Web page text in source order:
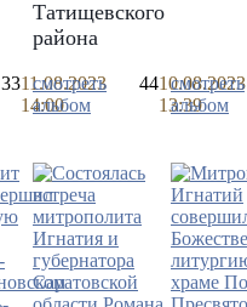
3311.08.2023
14:00
Татищевского
района
смотреть
альбом
4410.08.2023
13:39
смотреть
альбом